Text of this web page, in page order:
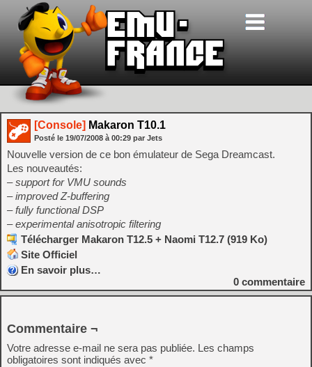
[Console] Makaron T10.1
Posté le 19/07/2008 à 00:29 par Jets
Nouvelle version de ce bon émulateur de Sega Dreamcast.
Les nouveautés:
– support for VMU sounds
– improved Z-buffering
– fully functional DSP
– experimental anisotropic filtering
Télécharger Makaron T12.5 + Naomi T12.7 (919 Ko)
Site Officiel
En savoir plus…
0 commentaire
Commentaire ¬
Votre adresse e-mail ne sera pas publiée. Les champs
obligatoires sont indiqués avec *